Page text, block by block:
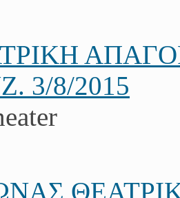
3/8/2015